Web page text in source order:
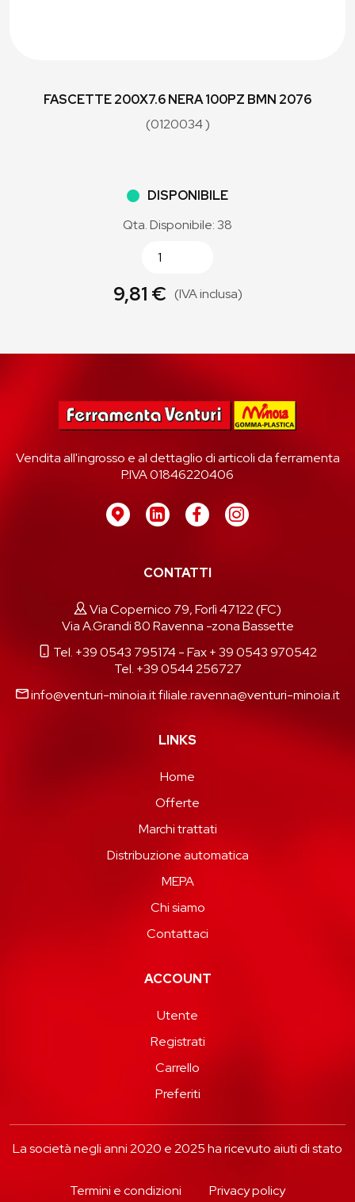
FASCETTE 200X7.6 NERA 100PZ BMN 2076
(0120034 )
DISPONIBILE
Qta. Disponibile: 38
9,81 € (IVA inclusa)
Vendita all'ingrosso e al dettaglio di articoli da ferramenta
P.IVA 01846220406
CONTATTI
Via Copernico 79, Forlì 47122 (FC)
Via A.Grandi 80 Ravenna -zona Bassette
Tel. +39 0543 795174- Fax + 39 0543 970542
Tel. +39 0544 256727
info@venturi-minoia.itfiliale.ravenna@venturi-minoia.it
LINKS
Home
Offerte
Marchi trattati
Distribuzione automatica
MEPA
Chi siamo
Contattaci
ACCOUNT
Utente
Registrati
Carrello
Preferiti
La società negli anni 2020 e 2025 ha ricevuto aiuti di stato
Termini e condizioni Privacy policy